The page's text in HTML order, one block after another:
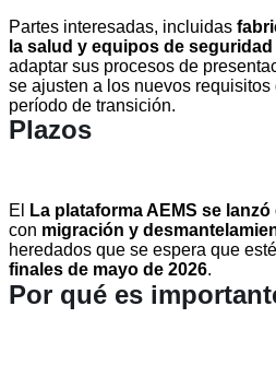
Partes interesadas, incluidas
la salud y equipos de
adaptar sus procesos de
se ajusten a los nuevos requisitos
período de transición.
Plazos
El La plataforma AEMS se
con migración y
heredados que se espera que
finales de mayo de 2026.
Por qué es